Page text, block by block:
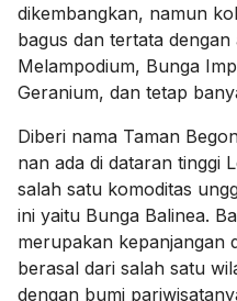
dikembangkan, namun
bagus dan tertata
Melampodium, Bunga
Geranium, dan tetap
Diberi nama Taman
nan ada di dataran tinggi
salah satu komoditas
ini yaitu Bunga Balinea.
merupakan kepanjangan
berasal dari salah satu
dengan bumi